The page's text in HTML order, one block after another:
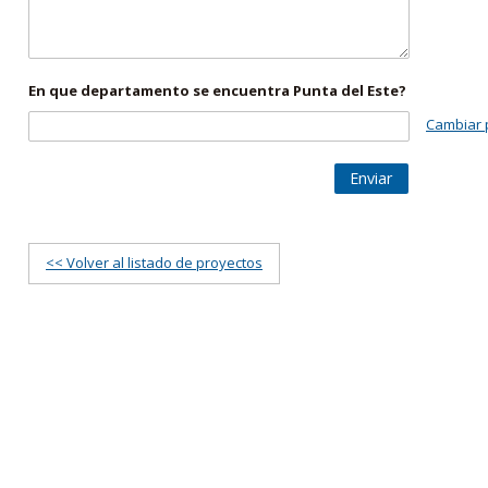
En que departamento se encuentra Punta del Este?
Cambiar
Enviar
<< Volver al listado de proyectos